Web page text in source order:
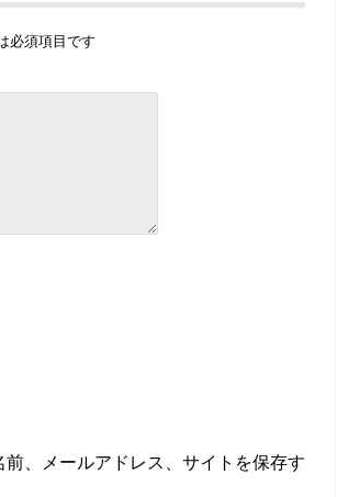
必須項目です
、メールアドレス、サイトを保存す